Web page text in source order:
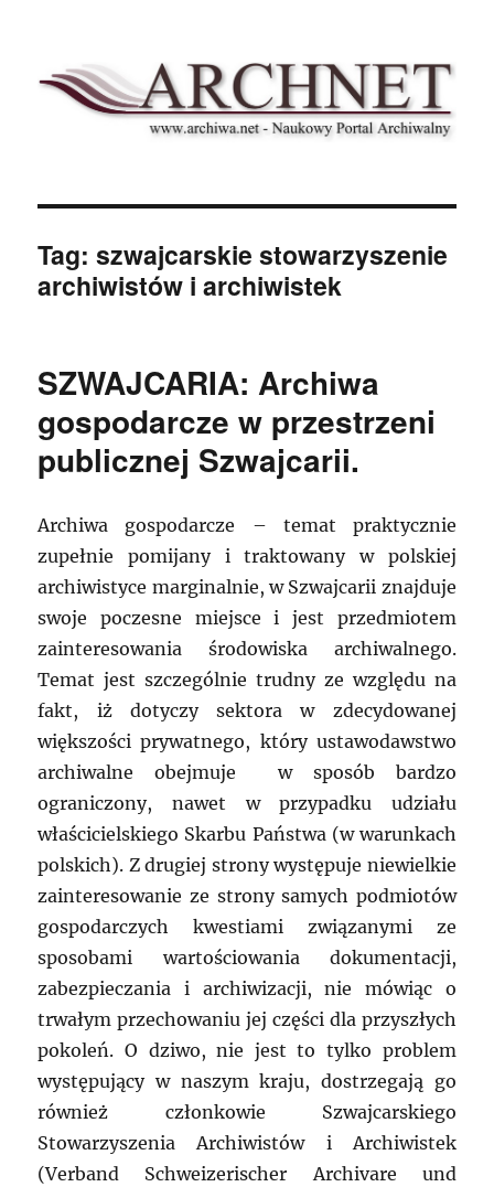
Archnet
Tag:szwajcarskie stowarzyszenie
archiwistów i archiwistek
SZWAJCARIA: Archiwa
gospodarcze w przestrzeni
publicznej Szwajcarii.
Archiwa gospodarcze – temat praktycznie
zupełnie pomijany i traktowany w polskiej
archiwistyce marginalnie, w Szwajcarii znajduje
swoje poczesne miejsce i jest przedmiotem
zainteresowania środowiska archiwalnego.
Temat jest szczególnie trudny ze względu na
fakt, iż dotyczy sektora w zdecydowanej
większości prywatnego, który ustawodawstwo
archiwalne obejmuje w sposób bardzo
ograniczony, nawet w przypadku udziału
właścicielskiego Skarbu Państwa (w warunkach
polskich). Z drugiej strony występuje niewielkie
zainteresowanie ze strony samych podmiotów
gospodarczych kwestiami związanymi ze
sposobami wartościowania dokumentacji,
zabezpieczania i archiwizacji, nie mówiąc o
trwałym przechowaniu jej części dla przyszłych
pokoleń. O dziwo, nie jest to tylko problem
występujący w naszym kraju, dostrzegają go
również członkowie Szwajcarskiego
Stowarzyszenia Archiwistów i Archiwistek
(Verband Schweizerischer Archivare und